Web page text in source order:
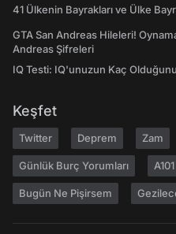
41 Ülkenin Bayrakları ve Ülke
GTA San Andreas Hileleri!
Andreas Şifreleri
IQ Testi: IQ'unuzun Kaç
Keşfet
Twitter Deprem Zam
Günlük Burç Yorumları A101
Bugün Ne Pişirsem